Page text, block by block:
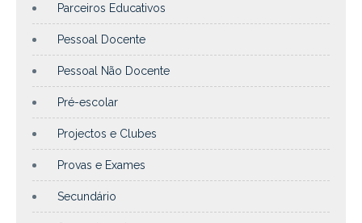
Parceiros Educativos
Pessoal Docente
Pessoal Não Docente
Pré-escolar
Projectos e Clubes
Provas e Exames
Secundário